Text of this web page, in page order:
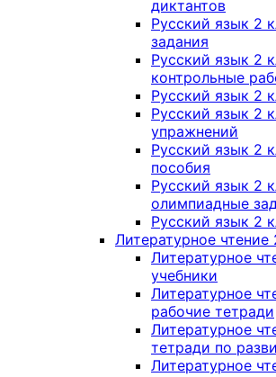
диктантов
Русский язык 2
задания
Русский язык 2
контрольные
Русский язык 2
Русский язык 2
упражнений
Русский язык 2
пособия
Русский язык 2
олимпиадные
Русский язык 2
Литературное чтение
Литературное
учебники
Литературное
рабочие тетради
Литературное
тетради по
Литературное